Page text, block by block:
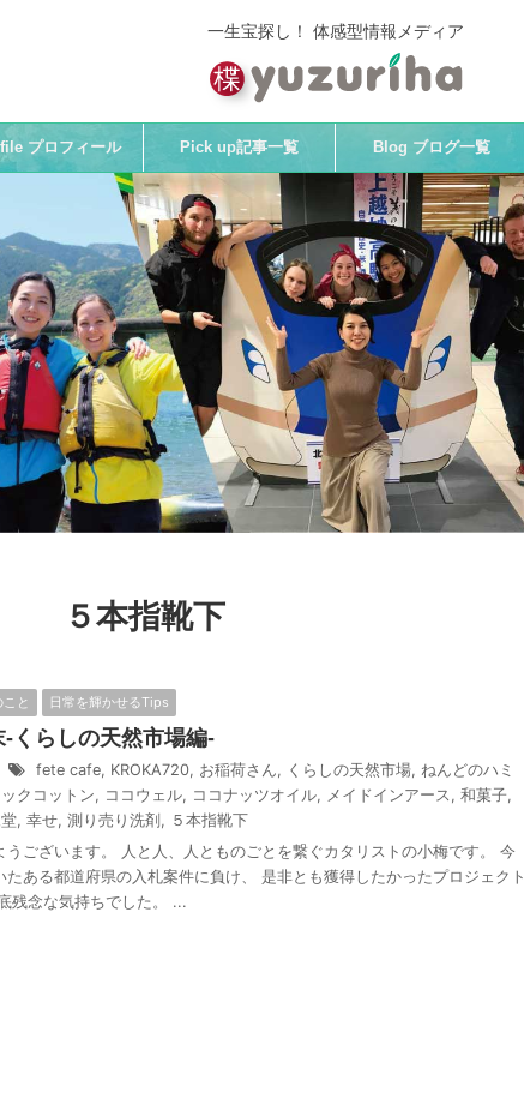
一生宝探し！ 体感型情報メディア
プロフィール Pick up記事一覧 Blog ブログ一覧
５本指靴下
こと 日常を輝かせるTips
くらしの天然市場編-
fete cafe, KROKA720, お稲荷さん, くらしの天然市場, ねんどのハミ
クコットン, ココウェル, ココナッツオイル, メイドインアース, 和菓子,
, 幸せ, 測り売り洗剤 , ５本指靴下
うございます。 人と人、人とものごとを繋ぐカタリストの小梅です。 今
たある都道府県の入札案件に負け、 是非とも獲得したかったプロジェクト
残念な気持ちでした。 ...